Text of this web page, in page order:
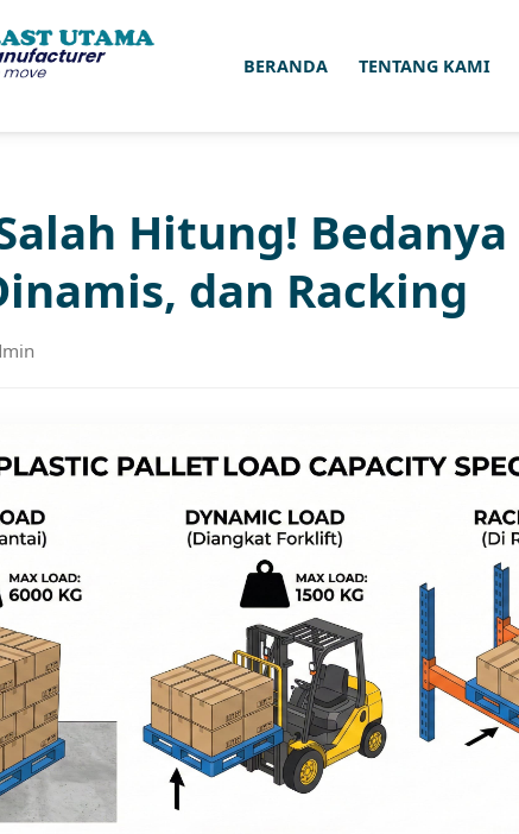
BERANDA TENTANG KAMI
Hitung!
dan Racking